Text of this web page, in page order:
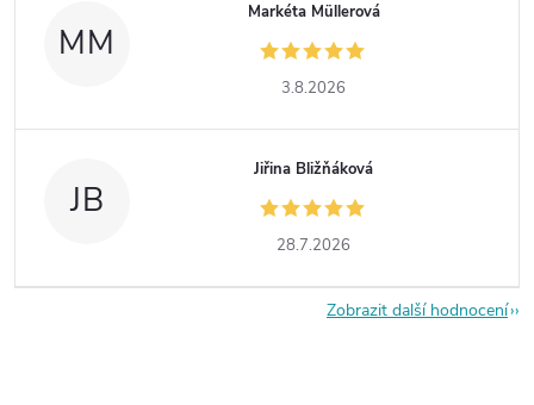
MM
Markéta Müllerová
3.8.2026
JB
Jiřina Bližňáková
28.7.2026
Zobrazit další hodnocení